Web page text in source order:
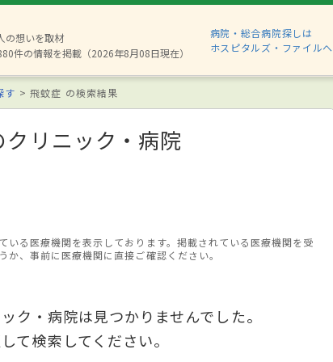
の想いを取材
件の情報を掲載（2026年8月08日現在）
病院・総合病院探しは
ホスピタルズ・ファイルへ
す 飛蚊症 の検索結果
クリニック・病院
る医療機関を表示しております。掲載されている医療機関を受
、事前に医療機関に直接ご確認ください。
ク・病院は見つかりませんでした。
て検索してください。